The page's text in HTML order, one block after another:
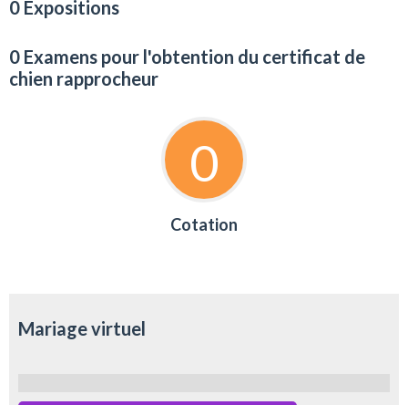
0 Expositions
0 Examens pour l'obtention du certificat de
chien rapprocheur
0
Cotation
Mariage virtuel